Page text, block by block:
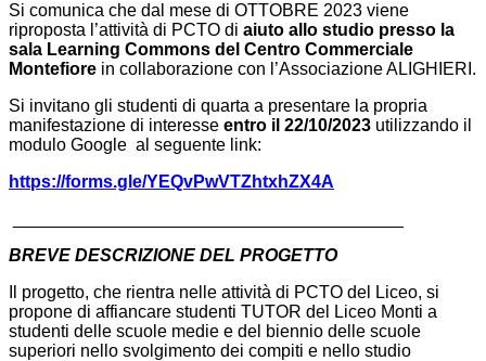
Si comunica che dal mese di OTTOBRE 2023 viene
riproposta l’attività di PCTO di aiuto allo studio presso la
sala Learning Commons del Centro Commerciale
Montefiore in collaborazione con l’Associazione ALIGHIERI.
Si invitano gli studenti di quarta a presentare la propria
manifestazione di interesse entro il 22/10/2023 utilizzando il
modulo Google al seguente link:
https://forms.gle/YEQvPwVTZhtxhZX4A
BREVE DESCRIZIONE DEL PROGETTO
Il progetto, che rientra nelle attività di PCTO del Liceo, si
propone di affiancare studenti TUTOR del Liceo Monti a
studenti delle scuole medie e del biennio delle scuole
superiori nello svolgimento dei compiti e nello studio